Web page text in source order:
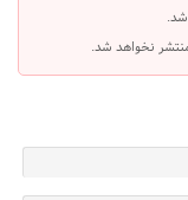
شد.
منتشر نخواهد شد.